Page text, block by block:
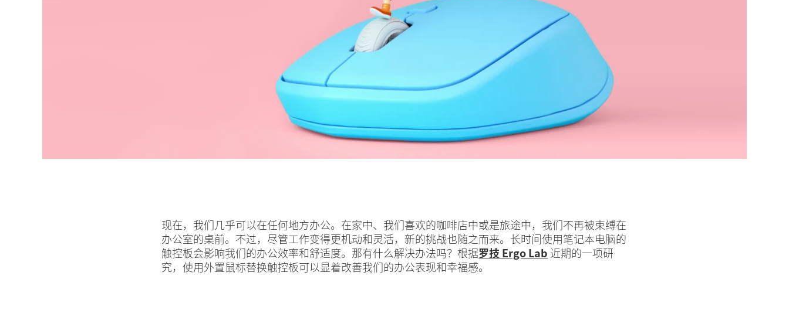
现在，我们几乎可以在任何地方办公。在家中、我们喜欢的咖啡店中或是旅途中，我们不再被束缚在
办公室的桌前。不过，尽管工作变得更机动和灵活，新的挑战也随之而来。长时间使用笔记本电脑的
触控板会影响我们的办公效率和舒适度。那有什么解决办法吗？根据罗技 Ergo Lab 近期的一项研
究，使用外置鼠标替换触控板可以显着改善我们的办公表现和幸福感。